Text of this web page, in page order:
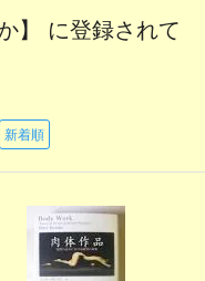
】 に登録されて
新着順